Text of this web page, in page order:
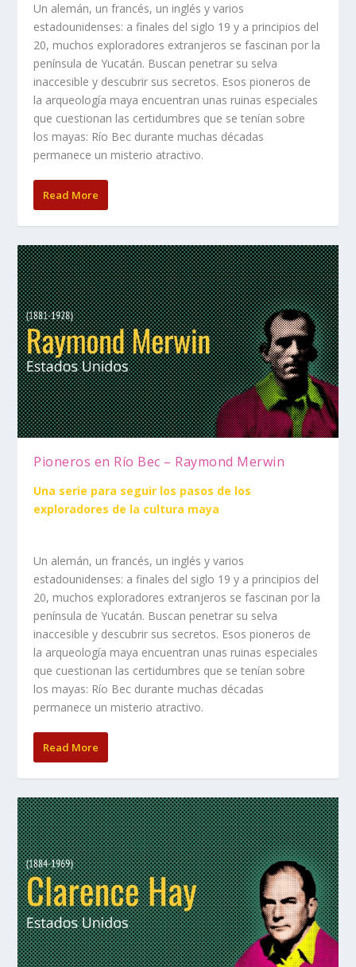
Un alemán, un francés, un inglés y varios
estadounidenses: a finales del siglo 19 y a principios del
20, muchos exploradores extranjeros se fascinan por la
península de Yucatán. Buscan penetrar su selva
inaccesible y descubrir sus secretos. Esos pioneros de
la arqueología maya encuentran unas ruinas especiales
que cuestionan las certidumbres que se tenían sobre
los mayas: Río Bec durante muchas décadas
permanece un misterio atractivo.
Read More
Pioneros en Río Bec – Raymond Merwin
Una serie para seguir los pasos de los
exploradores de la cultura maya
Un alemán, un francés, un inglés y varios
estadounidenses: a finales del siglo 19 y a principios del
20, muchos exploradores extranjeros se fascinan por la
península de Yucatán. Buscan penetrar su selva
inaccesible y descubrir sus secretos. Esos pioneros de
la arqueología maya encuentran unas ruinas especiales
que cuestionan las certidumbres que se tenían sobre
los mayas: Río Bec durante muchas décadas
permanece un misterio atractivo.
Read More